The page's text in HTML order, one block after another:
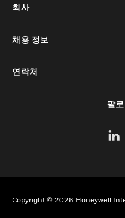
회사
채용 정보
연락처
팔
Copyright © 2026 Honeywell